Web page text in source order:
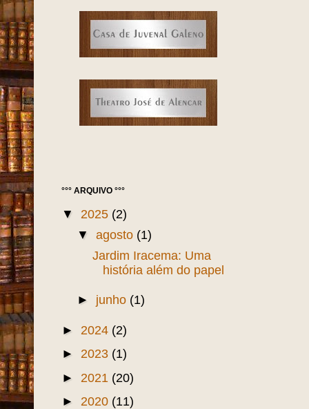
°°° ARQUIVO °°°
▼ 2025 (2)
▼ agosto (1)
Jardim Iracema: Uma
história além do papel
► junho (1)
► 2024 (2)
► 2023 (1)
► 2021 (20)
► 2020 (11)